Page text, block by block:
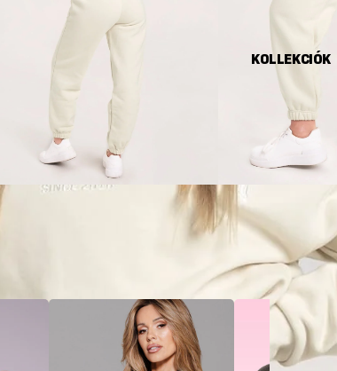
KOLLEKCIÓK